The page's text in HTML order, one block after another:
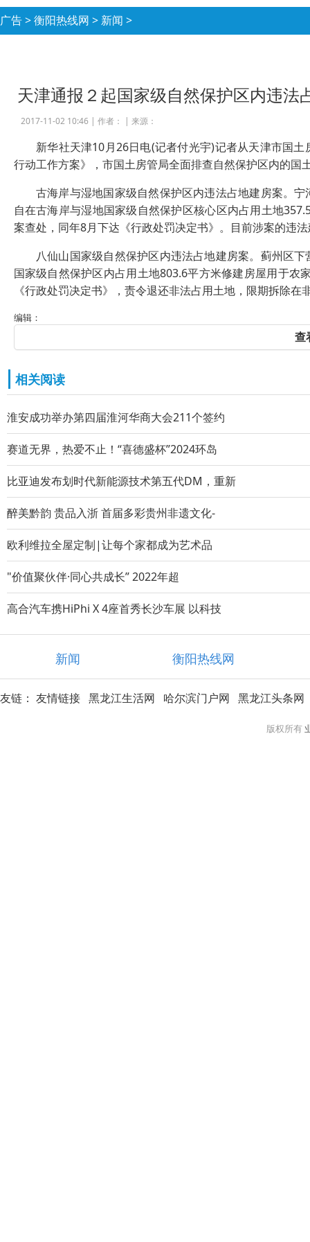
广告>衡阳热线网 > 新闻 >
天津通报２起国家级自然保护区内违法
2017-11-02 10:46 | 作者： | 来源：
新华社天津10月26日电(记者付光宇)记者从天津市国土
行动工作方案》，市国土房管局全面排查自然保护区内的
古海岸与湿地国家级自然保护区内违法占地建房案。宁
自在古海岸与湿地国家级自然保护区核心区内占用土地
案查处，同年8月下达《行政处罚决定书》。目前涉案的违
八仙山国家级自然保护区内违法占地建房案。蓟州区下
国家级自然保护区内占用土地803.6平方米修建房屋用于
《行政处罚决定书》，责令退还非法占用土地，限期拆除在
编辑：
查
相关阅读
淮安成功举办第四届淮河华商大会211个签约
赛道无界，热爱不止！“喜德盛杯”2024环岛
比亚迪发布划时代新能源技术第五代DM，重新
醉美黔韵 贵品入浙 首届多彩贵州非遗文化-
欧利维拉全屋定制|让每个家都成为艺术品
"价值聚伙伴·同心共成长” 2022年超
高合汽车携HiPhi X 4座首秀长沙车展 以科技
新闻 衡阳热线网
友链： 友情链接 黑龙江生活网 哈尔滨门户网 黑龙江头条网
版权所有